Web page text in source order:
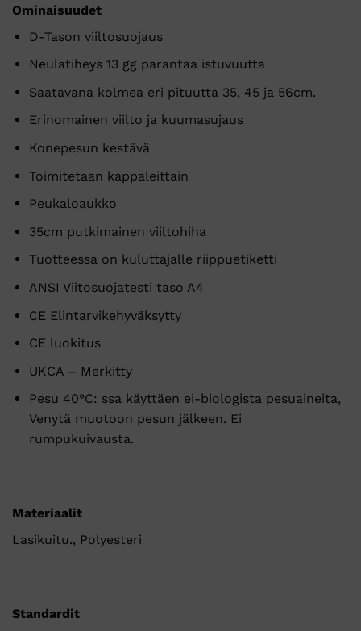
Ominaisuudet
D-Tason viiltosuojaus
Neulatiheys 13 gg parantaa istuvuutta
Saatavana kolmea eri pituutta 35, 45 ja 56cm.
Erinomainen viilto ja kuumasujaus
Konepesun kestävä
Toimitetaan kappaleittain
Peukaloaukko
35cm putkimainen viiltohiha
Tuotteessa on kuluttajalle riippuetiketti
ANSI Viitosuojatesti taso A4
CE Elintarvikehyväksytty
CE luokitus
UKCA – Merkitty
Pesu 40°C: ssa käyttäen ei-biologista pesuaineita,
Venytä muotoon pesun jälkeen. Ei
rumpukuivausta.
Materiaalit
Lasikuitu., Polyesteri
Standardit